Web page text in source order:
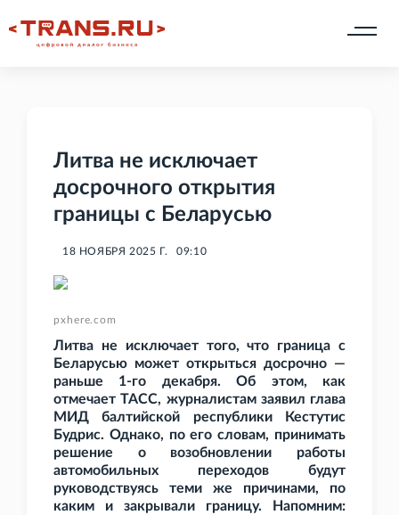
Литва не исключает
досрочного открытия
границы с Беларусью
18 НОЯБРЯ 2025 Г. 09:10
pxhere.com
Литва не исключает того, что граница с
Беларусью может открыться досрочно —
раньше 1-го декабря. Об этом, как
отмечает ТАСС, журналистам заявил глава
МИД балтийской республики Кестутис
Будрис. Однако, по его словам, принимать
решение о возобновлении работы
автомобильных переходов будут
руководствуясь теми же причинами, по
каким и закрывали границу. Напомним: